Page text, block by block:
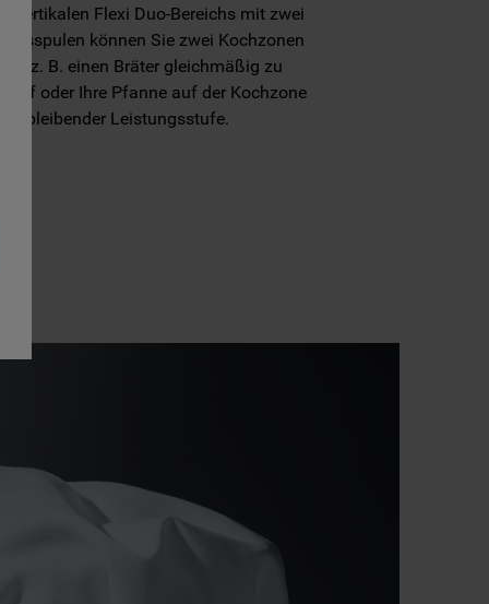
vertikalen Flexi Duo-Bereichs mit zwei
können Sie zwei Kochzonen
um z. B. einen Bräter gleichmäßig zu
oder Ihre Pfanne auf der Kochzone
Leistungsstufe.